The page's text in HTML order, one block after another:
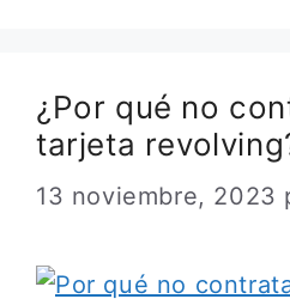
¿Por qué no
tarjeta
13 noviembre, 2023